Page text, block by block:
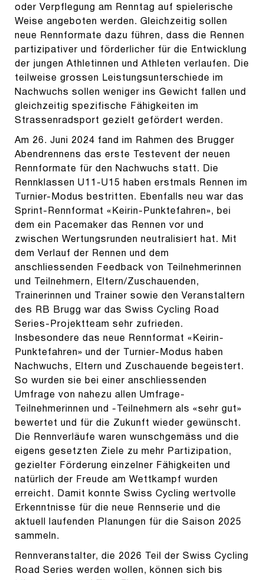
oder Verpflegung am Renntag auf spielerische
Weise angeboten werden. Gleichzeitig sollen
neue Rennformate dazu führen, dass die Rennen
partizipativer und förderlicher für die Entwicklung
der jungen Athletinnen und Athleten verlaufen. Die
teilweise grossen Leistungsunterschiede im
Nachwuchs sollen weniger ins Gewicht fallen und
gleichzeitig spezifische Fähigkeiten im
Strassenradsport gezielt gefördert werden.
Am 26. Juni 2024 fand im Rahmen des Brugger
Abendrennens das erste Testevent der neuen
Rennformate für den Nachwuchs statt. Die
Rennklassen U11-U15 haben erstmals Rennen im
Turnier-Modus bestritten. Ebenfalls neu war das
Sprint-Rennformat «Keirin-Punktefahren», bei
dem ein Pacemaker das Rennen vor und
zwischen Wertungsrunden neutralisiert hat. Mit
dem Verlauf der Rennen und dem
anschliessenden Feedback von Teilnehmerinnen
und Teilnehmern, Eltern/Zuschauenden,
Trainerinnen und Trainer sowie den Veranstaltern
des RB Brugg war das Swiss Cycling Road
Series-Projektteam sehr zufrieden.
Insbesondere das neue Rennformat «Keirin-
Punktefahren» und der Turnier-Modus haben
Nachwuchs, Eltern und Zuschauende begeistert.
So wurden sie bei einer anschliessenden
Umfrage von nahezu allen Umfrage-
Teilnehmerinnen und -Teilnehmern als «sehr gut»
bewertet und für die Zukunft wieder gewünscht.
Die Rennverläufe waren wunschgemäss und die
eigens gesetzten Ziele zu mehr Partizipation,
gezielter Förderung einzelner Fähigkeiten und
natürlich der Freude am Wettkampf wurden
erreicht. Damit konnte Swiss Cycling wertvolle
Erkenntnisse für die neue Rennserie und die
aktuell laufenden Planungen für die Saison 2025
sammeln.
Rennveranstalter, die 2026 Teil der Swiss Cycling
Road Series werden wollen, können sich bis